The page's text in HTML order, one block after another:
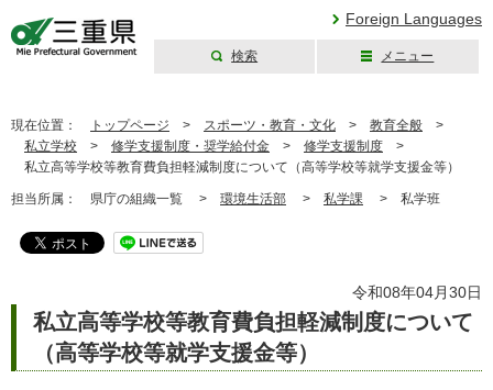
Foreign Languages
検索 メニュー
現在位置： トップページ > スポーツ・教育・文化 > 教育全般 >
私立学校 > 修学支援制度・奨学給付金 > 修学支援制度 >
私立高等学校等教育費負担軽減制度について（高等学校等就学支援金等）
担当所属： 県庁の組織一覧 > 環境生活部 > 私学課 > 私学班
令和08年04月30日
私立高等学校等教育費負担軽減制度について
（高等学校等就学支援金等）